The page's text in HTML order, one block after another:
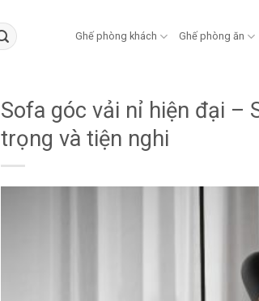
Ghế phòng khách Ghế phòng ăn
Sofa góc vải nỉ hiện đại –
trọng và tiện nghi